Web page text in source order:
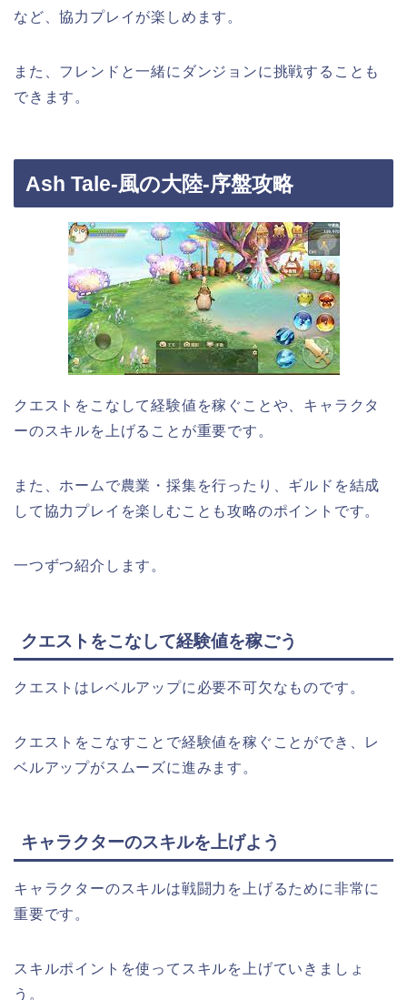
など、協力プレイが楽しめます。
また、フレンドと一緒にダンジョンに挑戦することも
できます。
Ash Tale-風の大陸-序盤攻略
クエストをこなして経験値を稼ぐことや、キャラクタ
ーのスキルを上げることが重要です。
また、ホームで農業・採集を行ったり、ギルドを結成
して協力プレイを楽しむことも攻略のポイントです。
一つずつ紹介します。
クエストをこなして経験値を稼ごう
クエストはレベルアップに必要不可欠なものです。
クエストをこなすことで経験値を稼ぐことができ、レ
ベルアップがスムーズに進みます。
キャラクターのスキルを上げよう
キャラクターのスキルは戦闘力を上げるために非常に
重要です。
スキルポイントを使ってスキルを上げていきましょ
う。